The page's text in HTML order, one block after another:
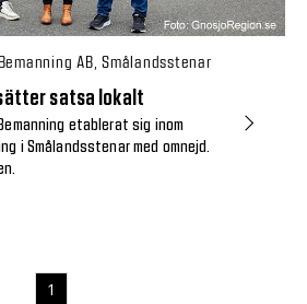
AB, Smålandsstenar
satsa lokalt
etablerat sig inom
i Smålandsstenar med omnejd.
1